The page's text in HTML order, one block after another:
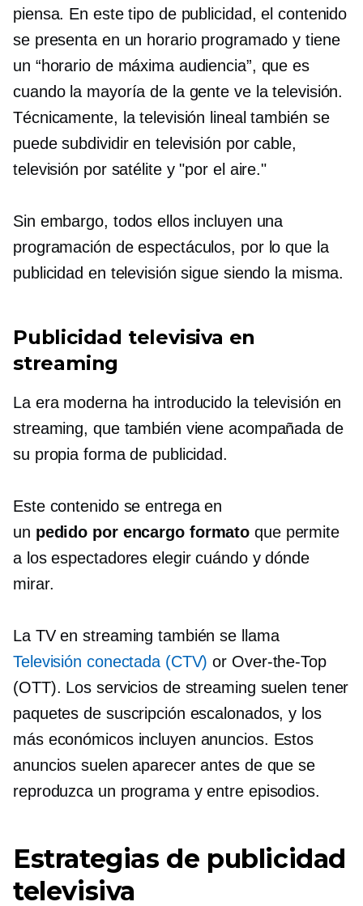
piensa. En este tipo de publicidad, el contenido
se presenta en un horario programado y tiene
un “horario de máxima audiencia”, que es
cuando la mayoría de la gente ve la televisión.
Técnicamente, la televisión lineal también se
puede subdividir en televisión por cable,
televisión por satélite y"por el aire."
Sin embargo, todos ellos incluyen una
programación de espectáculos, por lo que la
publicidad en televisión sigue siendo la misma.
Publicidad televisiva en
streaming
La era moderna ha introducido la televisión en
streaming, que también viene acompañada de
su propia forma de publicidad.
Este contenido se entrega en
un pedido por encargoformato que permite
a los espectadores elegir cuándo y dónde
mirar.
La TV en streaming también se llama
Televisión conectada (CTV) or Over-the-Top
(OTT). Los servicios de streaming suelen tener
paquetes de suscripción escalonados, y los
más económicos incluyen anuncios. Estos
anuncios suelen aparecer antes de que se
reproduzca un programa y entre episodios.
Estrategias de publicidad
televisiva